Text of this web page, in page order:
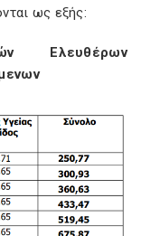
ως εξής:
Ελευθέρων